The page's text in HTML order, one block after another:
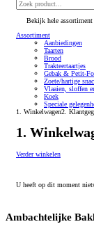
Bekijk hele assortiment
Assortiment
Aanbiedingen
Taarten
Brood
Trakteertaartjes
Gebak & Petit-
Zoete/hartige
Vlaaien, sloffen
Koek
Speciale
1. Winkelwagen2.
1.
Verder winkelen
U heeft op dit moment
Ambachtelijke